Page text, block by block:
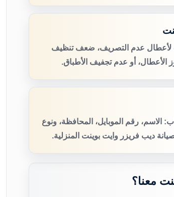
لأعطال عدم التصريف، ضعف تنظيف
الأعطال، أو عدم تجفيف الأطباق.
الاسم، رقم الموبايل، المحافظة، ونوع
ديب فريزر وايت بوينت المنزلية.
معنا؟